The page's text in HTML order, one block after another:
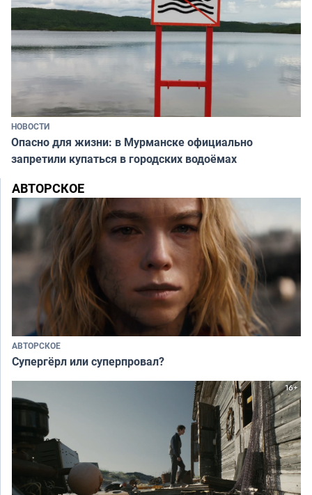
НОВОСТИ
Опасно для жизни: в Мурманске официально
запретили купаться в городских водоёмах
АВТОРСКОЕ
АВТОРСКОЕ
Супергёрл или суперпровал?